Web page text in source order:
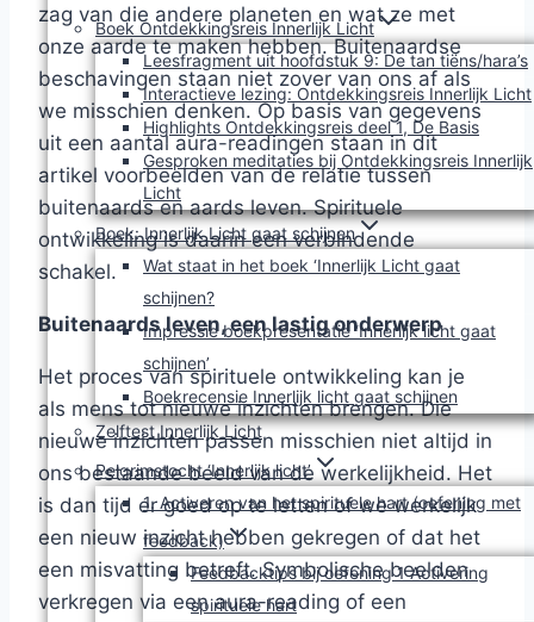
Boek Ontdekkingsreis Innerlijk Licht
Leesfragment uit hoofdstuk 9: De tan tiëns/hara’s
Interactieve lezing: Ontdekkingsreis Innerlijk Licht
Highlights Ontdekkingsreis deel 1, De Basis
Gesproken meditaties bij Ontdekkingsreis Innerlijk
Licht
Boek: Innerlijk Licht gaat schijnen
Wat staat in het boek ‘Innerlijk Licht gaat
schijnen?
Impressie boekpresentatie ‘Innerlijk licht gaat
schijnen’
Boekrecensie Innerlijk licht gaat schijnen
Zelftest Innerlijk Licht
Pelgrimstocht ‘Innerlijk licht’
1. Activeren van het spirituele hart (oefening met
feedback)
Feedbacktips bij oefening 1 Activering
spirituele hart
zag van die andere planeten en wat ze met
onze aarde te maken hebben. Buitenaardse
beschavingen staan niet zover van ons af als
we misschien denken. Op basis van gegevens
uit een aantal aura-readingen staan in dit
artikel voorbeelden van de relatie tussen
buitenaards en aards leven. Spirituele
ontwikkeling is daarin een verbindende
schakel.
Buitenaards leven, een lastig onderwerp
Het proces van spirituele ontwikkeling kan je
als mens tot nieuwe inzichten brengen. Die
nieuwe inzichten passen misschien niet altijd in
ons bestaande beeld van de werkelijkheid. Het
is dan tijd er goed op te letten of we werkelijk
een nieuw inzicht hebben gekregen of dat het
een misvatting betreft. Symbolische beelden
verkregen via een aura-reading of een